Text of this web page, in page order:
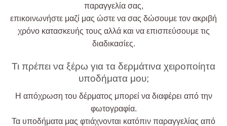
παραγγελία σας,
επικοινωνήστε μαζί μας ώστε να σας δώσουμε τον ακριβή
χρόνο κατασκευής τους αλλά και να επισπεύσουμε τις
διαδικασίες.
Τι πρέπει να ξέρω για τα δερμάτινα χειροποίητα
υποδήματα μου;
Η απόχρωση του δέρματος μπορεί να διαφέρει από την
φωτογραφία.
Τα υποδήματα μας φτιάχνονται κατόπιν παραγγελίας από